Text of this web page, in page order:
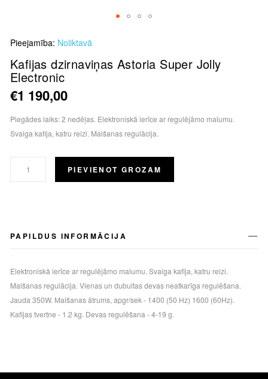
to
the
beginning
of
the
images
gallery
Pieejamība: Noliktavā
Kafijas dzirnaviņas Astoria Super Jolly
Electronic
€1 190,00
Piegādes laiks: 2 nedēļas. Elektroniskā ierīce ar regulējāmo malumu.
Svaiga kafija, katru reizi. Malšanas regulācija.
PIEVIENOT GROZAM
PAPILDUS INFORMĀCIJA
Elektroniskā ierīce ar regulējāmo malumu. Svaiga kafija, katru reizi.
Malšanas regulācija. Vienas un dubultas devas neatkarīga regulēšana.
Jauda 350W. Malšanas ātrums, apgr/sek - 1400 (50 Hz) 1600 (60Hz).
Kafijas tvertne - 1.2 kg. Devas regulēšana - 4-19 g.